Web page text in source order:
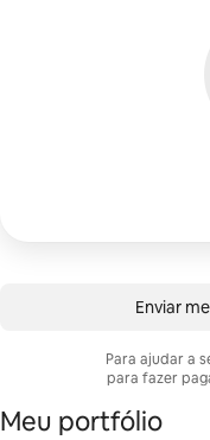
Enviar
Para ajudar a
para fazer
Meu portfólio